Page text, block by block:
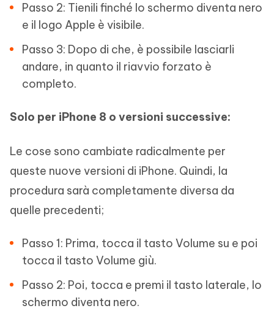
Passo 2: Tienili finché lo schermo diventa nero
e il logo Apple è visibile.
Passo 3: Dopo di che, è possibile lasciarli
andare, in quanto il riavvio forzato è
completo.
Solo per iPhone 8 o versioni successive:
Le cose sono cambiate radicalmente per
queste nuove versioni di iPhone. Quindi, la
procedura sarà completamente diversa da
quelle precedenti;
Passo 1: Prima, tocca il tasto Volume su e poi
tocca il tasto Volume giù.
Passo 2: Poi, tocca e premi il tasto laterale, lo
schermo diventa nero.